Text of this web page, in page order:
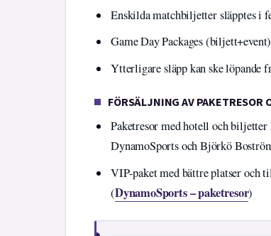
Enskilda matchbiljetter släpptes
Game Day Packages
Ytterligare släpp kan ske
FÖRSÄLJNING AV PAKETRESOR
Paketresor med hotell och biljetter
DynamoSports och Björkö
VIP-paket med bättre platser och
(DynamoSports – paketresor)